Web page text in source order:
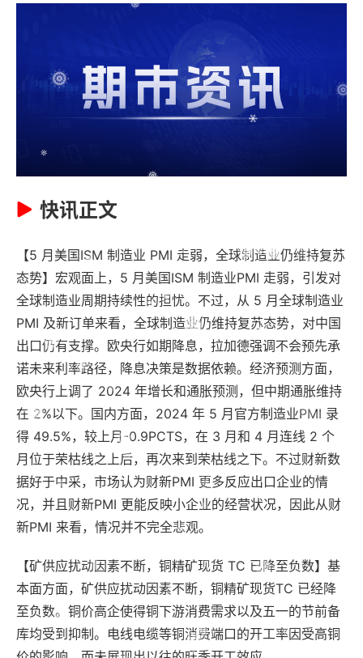
快讯正文
【5 月美国ISM 制造业 PMI 走弱，全球制造业仍维持复苏
态势】宏观面上，5 月美国ISM 制造业PMI 走弱，引发对
全球制造业周期持续性的担忧。不过，从 5 月全球制造业
PMI 及新订单来看，全球制造业仍维持复苏态势，对中国
出口仍有支撑。欧央行如期降息，拉加德强调不会预先承
诺未来利率路径，降息决策是数据依赖。经济预测方面，
欧央行上调了 2024 年增长和通胀预测，但中期通胀维持
在 2%以下。国内方面，2024 年 5 月官方制造业PMI 录
得 49.5%，较上月-0.9PCTS，在 3 月和 4 月连线 2 个
月位于荣枯线之上后，再次来到荣枯线之下。不过财新数
据好于中采，市场认为财新PMI 更多反应出口企业的情
况，并且财新PMI 更能反映小企业的经营状况，因此从财
新PMI 来看，情况并不完全悲观。
【矿供应扰动因素不断，铜精矿现货 TC 已降至负数】基
本面方面，矿供应扰动因素不断，铜精矿现货TC 已经降
至负数。铜价高企使得铜下游消费需求以及五一的节前备
库均受到抑制。电线电缆等铜消费端口的开工率因受高铜